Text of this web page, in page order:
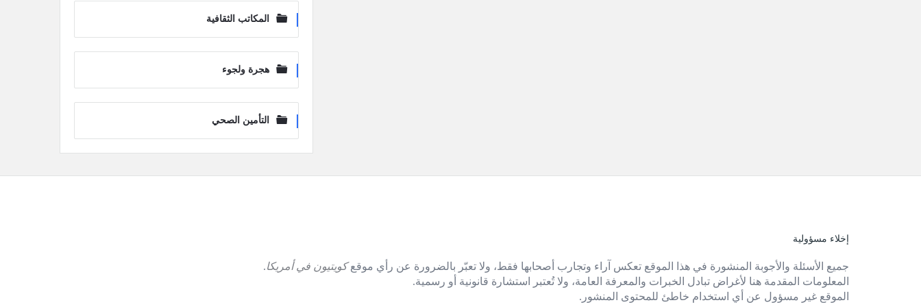
المكاتب الثقافية
هجرة ولجوء
التأمين الصحي
الفوترإخلاء مسؤولية
جميع الأسئلة والأجوبة المنشورة في هذا الموقع تعكس آراء وتجارب أصحابها فقط، ولا تعبّر بالضرورة عن رأي موقعكويتيون في أمريكا.
المعلومات المقدمة هنا لأغراض تبادل الخبرات والمعرفة العامة، ولا تُعتبر استشارة قانونية أو رسمية.
الموقع غير مسؤول عن أي استخدام خاطئ للمحتوى المنشور.